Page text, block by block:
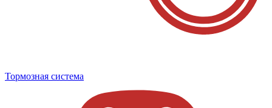
Тормозная система